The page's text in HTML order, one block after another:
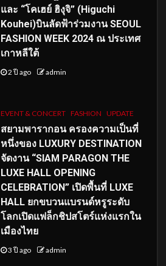
และ “โคเฮย์ ฮิงุจิ” (Higuchi
Kouhei)บินลัดฟ้าร่วมงาน SEOUL
FASHION WEEK 2024 ณ ประเทศ
เกาหลีใต้
2 ปี ago admin
EVENT & CONCERT FASHION UPDATE
สยามพารากอน ครองความเป็นที่
หนึ่งของ LUXURY DESTINATION
จัดงาน “SIAM PARAGON THE
LUXE HALL OPENING
CELEBRATION” เปิดพื้นที่ LUXE
HALL ยกขบวนแบรนด์หรูระดับ
โลกเปิดแฟล็กชิปสโตร์แห่งแรกใน
เมืองไทย
3 ปี ago admin